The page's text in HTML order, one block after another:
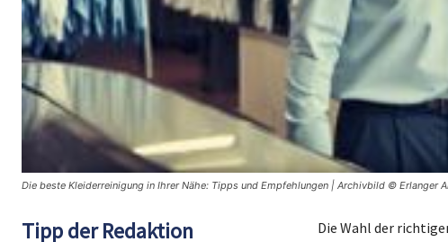
Die beste Kleiderreinigung in Ihrer Nähe: Tipps und Empfehlungen | Archivbild © Erlanger
Tipp der Redaktion
Die Wahl der